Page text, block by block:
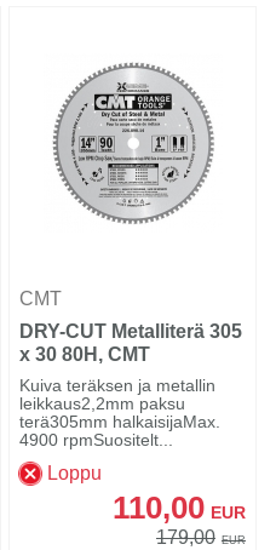
CMT
DRY-CUT Metalliterä 305
x 30 80H, CMT
Kuiva teräksen ja metallin
leikkaus2,2mm paksu
terä305mm halkaisijaMax.
4900 rpmSuositelt...
Loppu
110,00 EUR
179,00 EUR